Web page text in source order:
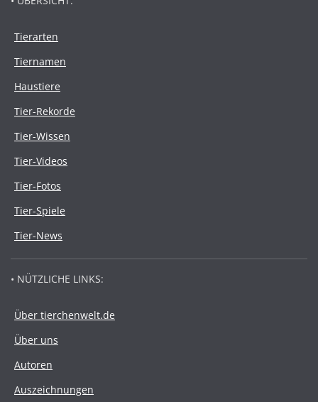
Tierarten
Tiernamen
Haustiere
Tier-Rekorde
Tier-Wissen
Tier-Videos
Tier-Fotos
Tier-Spiele
Tier-News
• NÜTZLICHE LINKS:
Über tierchenwelt.de
Über uns
Autoren
Auszeichnungen